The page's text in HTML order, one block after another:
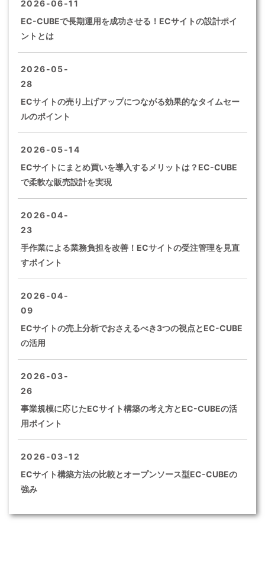
2026-06-11
EC-CUBEで長期運用を成功させる！ECサイトの設計ポイ
ントとは
2026-05-
28
ECサイトの売り上げアップにつながる効果的なタイムセー
ルのポイント
2026-05-14
ECサイトにまとめ買いを導入するメリットは？EC-CUBE
で柔軟な販売設計を実現
2026-04-
23
手作業による業務負担を改善！ECサイトの受注管理を見直
すポイント
2026-04-
09
ECサイトの売上分析でおさえるべき3つの視点とEC-CUBE
の活用
2026-03-
26
事業規模に応じたECサイト構築の考え方とEC-CUBEの活
用ポイント
2026-03-12
ECサイト構築方法の比較とオープンソース型EC-CUBEの
強み